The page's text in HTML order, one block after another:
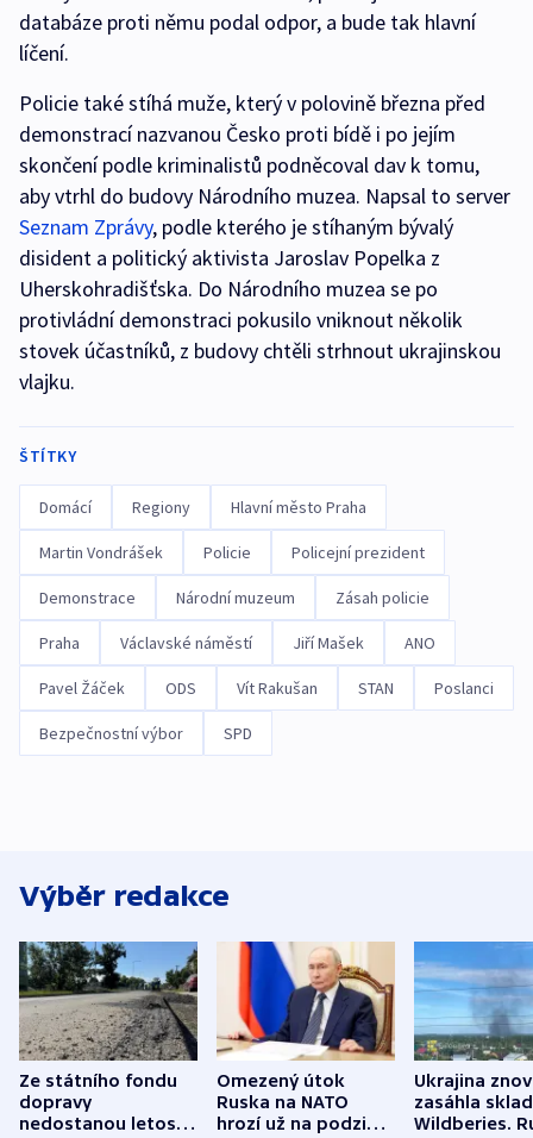
databáze proti němu podal odpor, a bude tak hlavní
líčení.
Policie také stíhá muže, který v polovině března před
demonstrací nazvanou Česko proti bídě i po jejím
skončení podle kriminalistů podněcoval dav k tomu,
aby vtrhl do budovy Národního muzea. Napsal to server
Seznam Zprávy, podle kterého je stíhaným bývalý
disident a politický aktivista Jaroslav Popelka z
Uherskohradišťska. Do Národního muzea se po
protivládní demonstraci pokusilo vniknout několik
stovek účastníků, z budovy chtěli strhnout ukrajinskou
vlajku.
ŠTÍTKY
Domácí Regiony Hlavní město Praha
Martin Vondrášek Policie Policejní prezident
Demonstrace Národní muzeum Zásah policie
Praha Václavské náměstí Jiří Mašek ANO
Pavel Žáček ODS Vít Rakušan STAN Poslanci
Bezpečnostní výbor SPD
Výběr redakce
Ze státního fondu
dopravy
nedostanou letos
Omezený útok
Ruska na NATO
hrozí už na podzim,
Ukrajina
zasáhla
Wildberies.